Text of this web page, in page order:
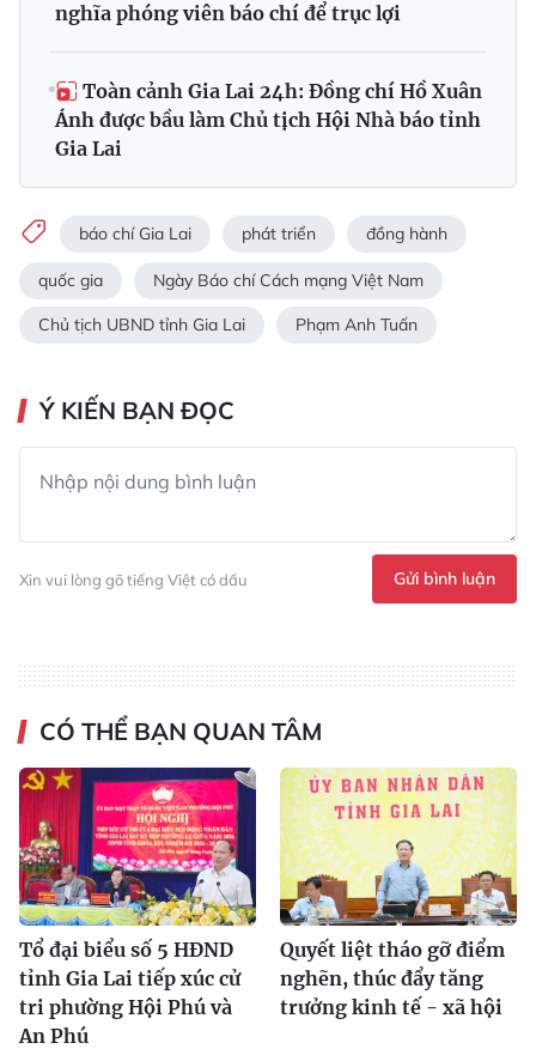
nghĩa phóng viên báo chí để trục lợi
Toàn cảnh Gia Lai 24h: Đồng chí Hồ Xuân
Ánh được bầu làm Chủ tịch Hội Nhà báo tỉnh
Gia Lai
báo chí Gia Lai phát triển đồng hành
quốc gia Ngày Báo chí Cách mạng Việt Nam
Chủ tịch UBND tỉnh Gia Lai Phạm Anh Tuấn
Ý KIẾN BẠN ĐỌC
Xin vui lòng gõ tiếng Việt có dấu Gửi bình luận
CÓ THỂ BẠN QUAN TÂM
Tổ đại biểu số 5 HĐND
tỉnh Gia Lai tiếp xúc cử
tri phường Hội Phú và
An Phú
Quyết liệt tháo gỡ điểm
nghẽn, thúc đẩy tăng
trưởng kinh tế - xã hội